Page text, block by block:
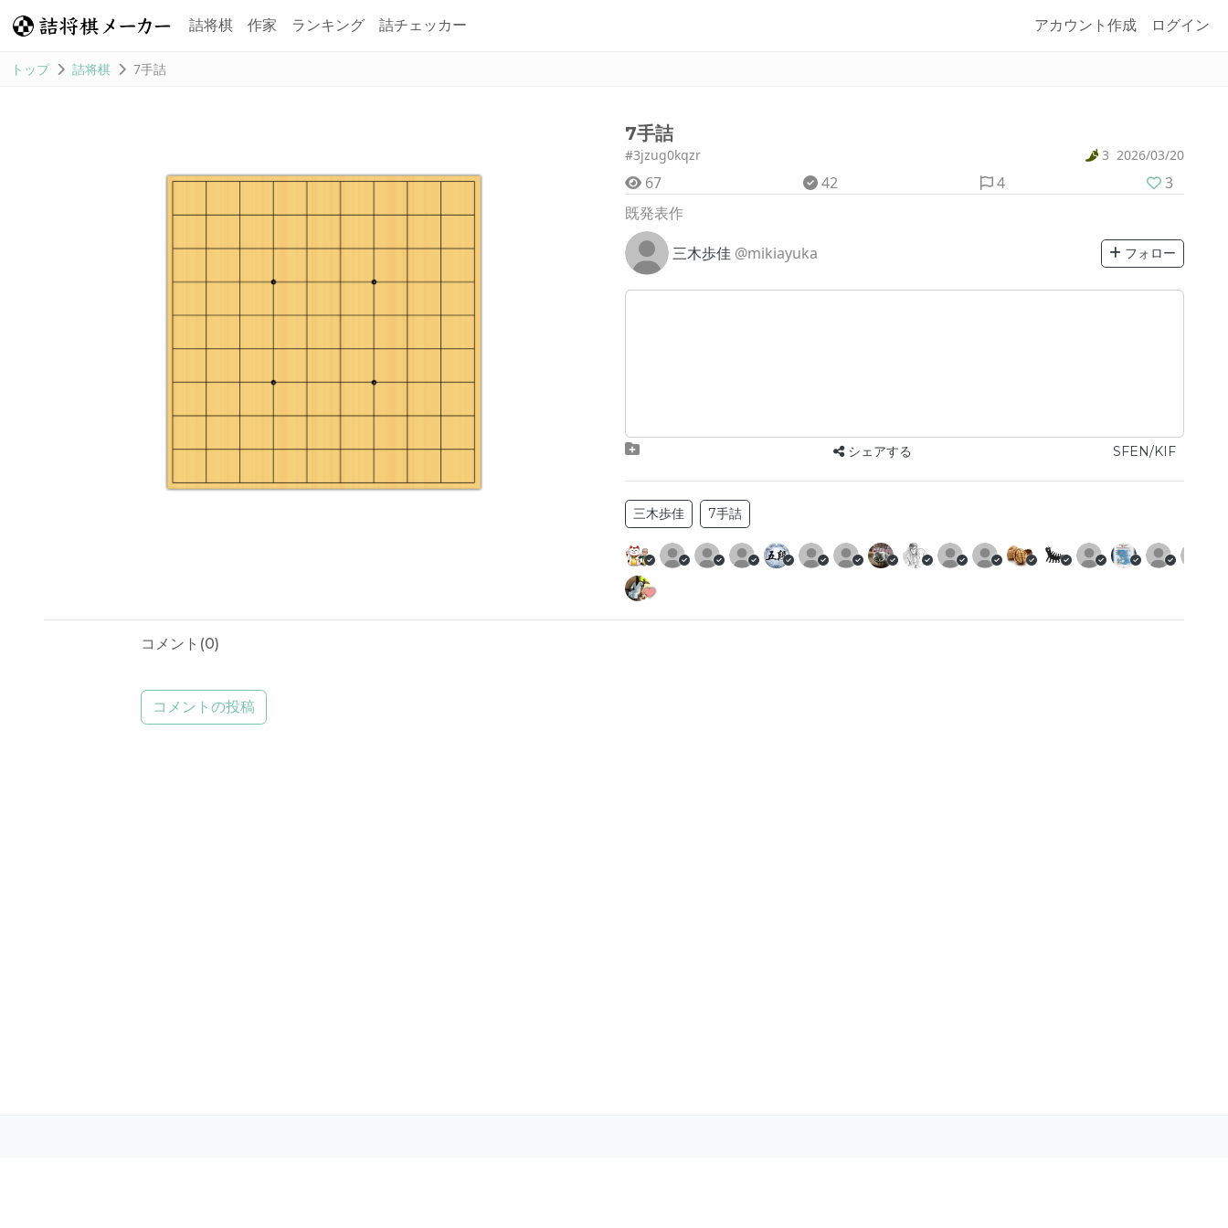
詰将棋 作家 ランキング 詰チェッカー アカウント作成 ログイン
トップ 詰将棋 7手詰
7手詰
#3jzug0kqzr 3 2026/03/20
67 42 4
3
既発表作
三木歩佳 @mikiayuka フォロー
シェアする SFEN/KIF
三木歩佳 7手詰
コメント(0)
コメントの投稿